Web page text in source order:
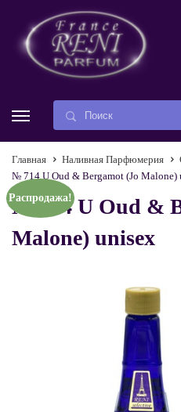
Главная Наливная Парфюмерия
№ 714 U Oud & Bergamot (Jo Malone)
№ 714 U Oud &
Malone) unisex
Распродажа!